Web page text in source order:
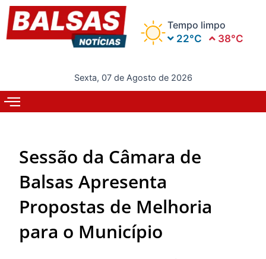
para
Tempo limpo
22°C
38°C
Sexta, 07 de Agosto de 2026
Sessão da Câmara de
Balsas Apresenta
Propostas de Melhoria
para o Município